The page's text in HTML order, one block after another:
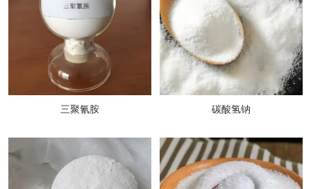
三聚氰胺 碳酸氢钠